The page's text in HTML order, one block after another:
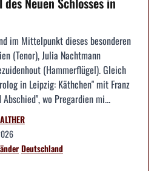
im Mittelpunkt dieses besonderen
(Tenor), Julia Nachtmann
(Hammerflügel). Gleich
in Leipzig: Käthchen" mit Franz
wo Pregardien mi...
Deutschland